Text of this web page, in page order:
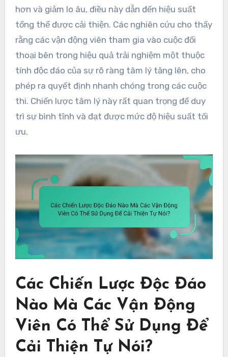
hơn và giảm lo âu, điều này dẫn đến hiệu suất
tổng thể được cải thiện. Các nghiên cứu cho thấy
rằng các vận động viên tham gia vào cuộc đối
thoại bên trong hiệu quả trải nghiệm một thuộc
tính độc đáo của sự rõ ràng tâm lý tăng lên, cho
phép ra quyết định nhanh chóng trong các cuộc
thi. Chiến lược tâm lý này rất quan trọng để duy
trì sự bình tĩnh và đạt được mức độ hiệu suất tối
ưu.
Các Chiến Lược Độc Đáo
Nào Mà Các Vận Động
Viên Có Thể Sử Dụng Để
Cải Thiện Tự Nói?